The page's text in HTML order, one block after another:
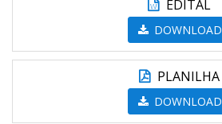
EDITAL
DOWNLOAD
PLANILHA
DOWNLOAD